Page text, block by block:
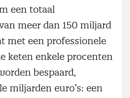
een totaal
meer dan 150 miljard
met een professionele
keten enkele procenten
bespaard,
miljarden euro’s: een